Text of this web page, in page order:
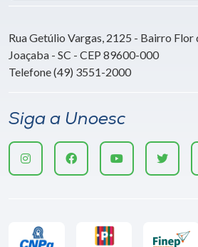
Rua Getúlio Vargas, 2125 - Bairro Flor
Joaçaba - SC - CEP 89600-000
Telefone (49) 3551-2000
Siga a Unoesc